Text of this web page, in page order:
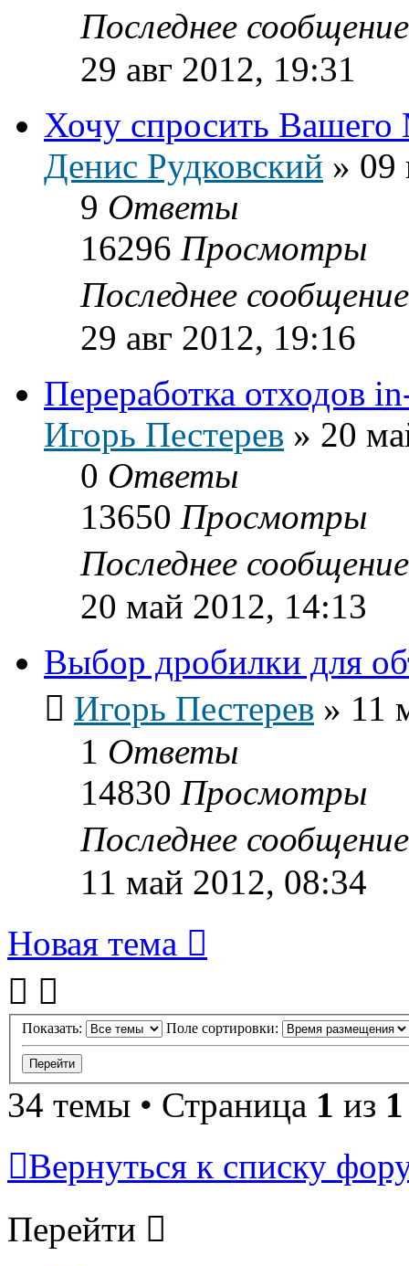
Последнее
29 авг 2012, 19:31
Хочу спросить
Денис Рудковский » 09
9 Ответы
16296 Просмотры
Последнее
29 авг 2012, 19:16
Переработка отходов
Игорь Пестерев » 20
0 Ответы
13650 Просмотры
Последнее
20 май 2012, 14:13
Выбор дробилки для
Игорь Пестерев » 11
1 Ответы
14830 Просмотры
Последнее
11 май 2012, 08:34
Новая тема
Показать: Поле сортировки:
34 темы • Страница 1 из 1
Вернуться к списку
Перейти